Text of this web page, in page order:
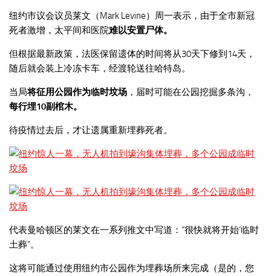
纽约市议会议员莱文（Mark Levine）周一表示，由于全市新冠
死者激增，太平间和医院难以安置尸体。
但根据最新政策，法医保留遗体的时间将从30天下修到14天，
随后就会装上冷冻卡车，经渡轮送往哈特岛。
当局将征用公园作为临时坟场 ，届时可能在公园挖掘多条沟，
每行埋10副棺木。
待疫情过去后，才让遗属重新埋葬死者。
代表曼哈顿区的莱文在一系列推文中写道：“很快就将开始‘临时
土葬”。
这将可能通过使用纽约市公园作为埋葬场所来完成（是的，您